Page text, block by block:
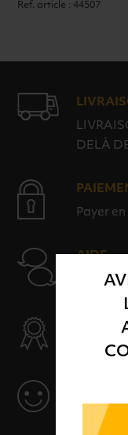
Ref. article : 44507
DELÀ
Payer
AIDE
Nos
Des
Des